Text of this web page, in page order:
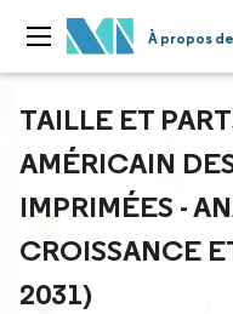
À propos
TAILLE ET
AMÉRICAIN
IMPRIMÉES -
CROISSANCE
2031)